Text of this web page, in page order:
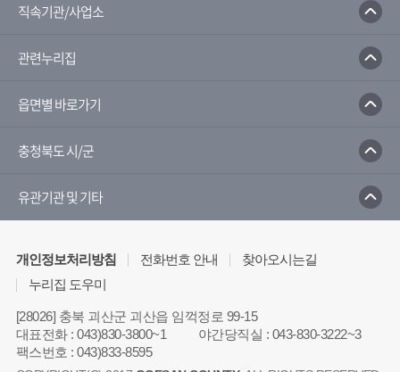
직속기관/사업소
관련누리집
읍면별 바로가기
충청북도 시/군
유관기관 및 기타
개인정보처리방침 전화번호 안내
찾아오시는길
누리집 도우미
[28026] 충북 괴산군 괴산읍 임꺽정로 99-15
대표전화:043)830-3800~1 야간당직실 : 043-830-3222~3
팩스번호 :043)833-8595